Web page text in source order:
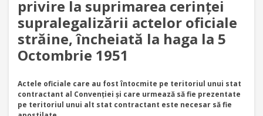
privire la suprimarea cerinței
supralegalizării actelor oficiale
străine, încheiată la haga la 5
Octombrie 1951
Actele oficiale care au fost întocmite pe teritoriul unui stat
contractant al Convenţiei şi care urmează să fie prezentate
pe teritoriul unui alt stat contractant este necesar să fie